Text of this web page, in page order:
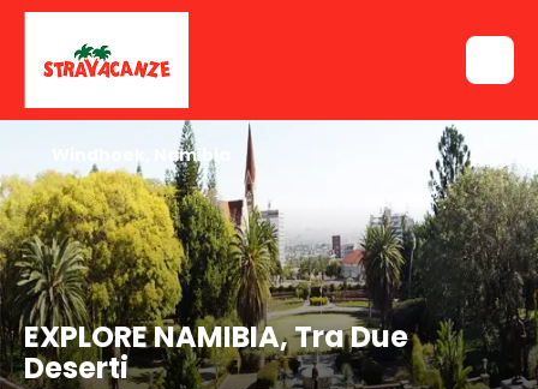
EXPLORE NAMIBIA, Tra Due
Deserti
Windhoek, Namibia